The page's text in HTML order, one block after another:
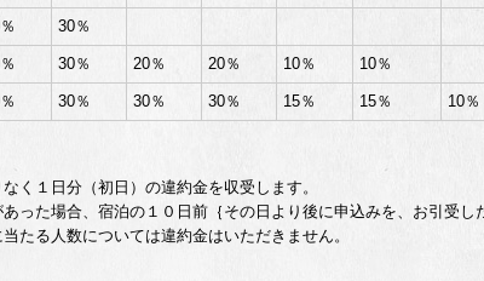
30％
30％ 20％ 20％ 10％ 10％
30％ 30％ 30％ 15％ 15％ 10％
日分（初日）の違約金を収受します。
合、宿泊の１０日前｛その日より後に申込みを、お引受し
たる人数については違約金はいただきません。